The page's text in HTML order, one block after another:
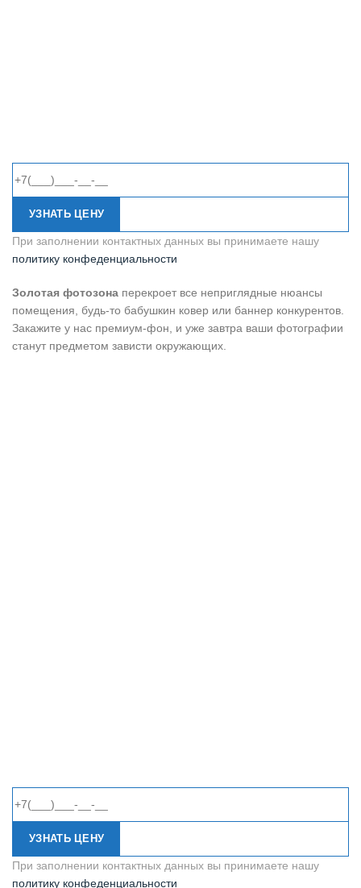
УЗНАТЬ ЦЕНУ
При заполнении контактных данных вы принимаете нашу
политику конфеденциальности
Золотая фотозона перекроет все неприглядные нюансы
помещения, будь-то бабушкин ковер или баннер конкурентов.
Закажите у нас премиум-фон, и уже завтра ваши фотографии
станут предметом зависти окружающих.
УЗНАТЬ ЦЕНУ
При заполнении контактных данных вы принимаете нашу
политику конфеденциальности